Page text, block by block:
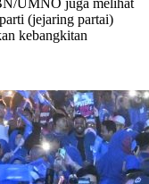
(jejaring partai)
kebangkitan